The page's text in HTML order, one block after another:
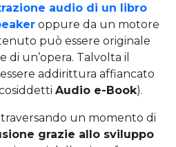
audio di un libro
oppure da un motore
può essere originale
un’opera. Talvolta il
addirittura affiancato
Audio e-Book).
un momento di
grazie allo sviluppo